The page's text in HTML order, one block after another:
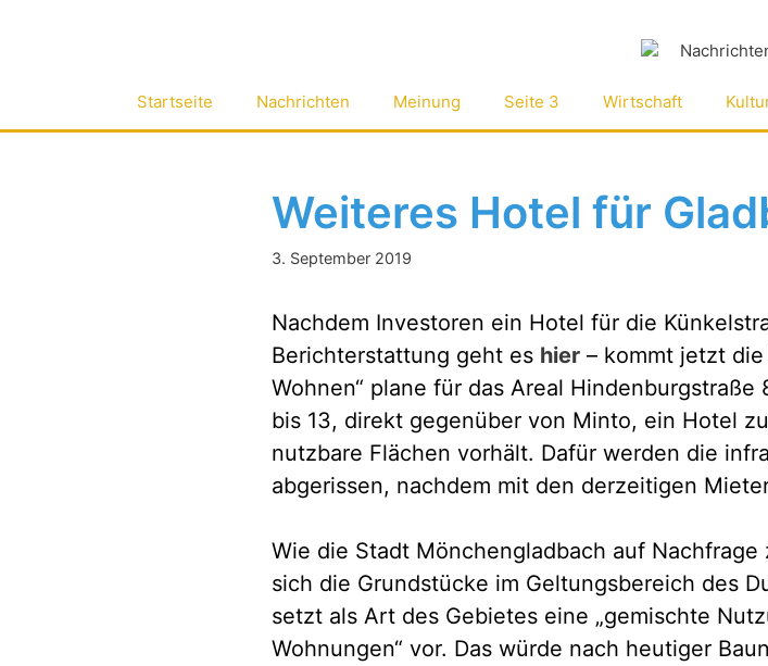
Startseite Nachrichten Meinung Seite 3 Wirtschaft
Weiteres Hotel für
3. September 2019
Nachdem Investoren ein Hotel für die
Berichterstattung geht es hier– kommt jetzt die
Wohnen“ plane für das Areal
bis 13, direkt gegenüber von Minto, ein Hotel
nutzbare Flächen vorhält. Dafür werden die
abgerissen, nachdem mit den derzeitigen
Wie die Stadt Mönchengladbach auf
sich die Grundstücke im Geltungsbereich des
setzt als Art des Gebietes eine „gemischte
Wohnungen“ vor. Das würde nach heutiger